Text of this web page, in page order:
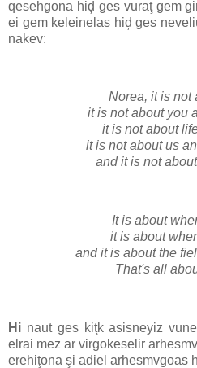
qesehgona hiḑ ges vuraţ gem
ei gem keleinelas hiḑ ges
nakev:
Norea, it is not
it is not about you
it is not about
it is not about us
and it is not
It is about
it is about
and it is about the
That's all
Hi naut ges kiţk asisneyiz
elrai mez ar virgokeselir
erehiţona şi adiel arhesmvgoas